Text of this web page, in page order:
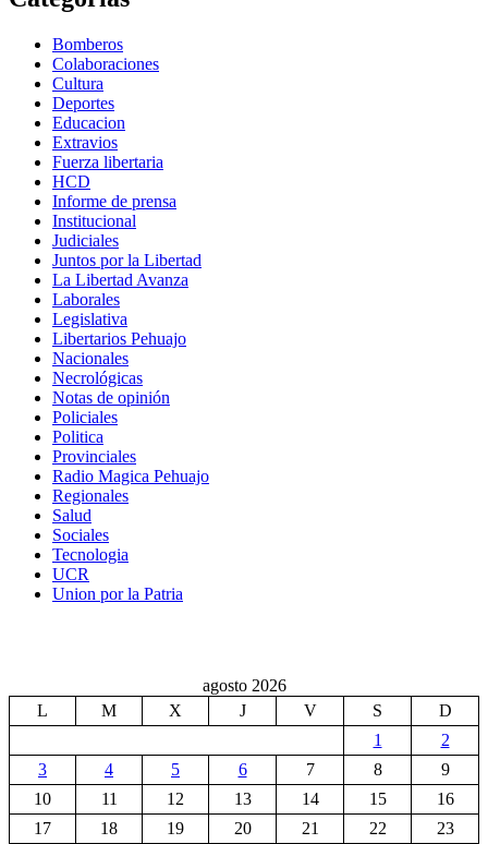
Bomberos
Colaboraciones
Cultura
Deportes
Educacion
Extravios
Fuerza libertaria
HCD
Informe de prensa
Institucional
Judiciales
Juntos por la Libertad
La Libertad Avanza
Laborales
Legislativa
Libertarios Pehuajo
Nacionales
Necrológicas
Notas de opinión
Policiales
Politica
Provinciales
Radio Magica Pehuajo
Regionales
Salud
Sociales
Tecnologia
UCR
Union por la Patria
agosto 2026
L
M X J V S
D
1
2
3
4 5 6 7 8
9
10
11 12 13 14 15
16
17
18 19 20 21 22 23